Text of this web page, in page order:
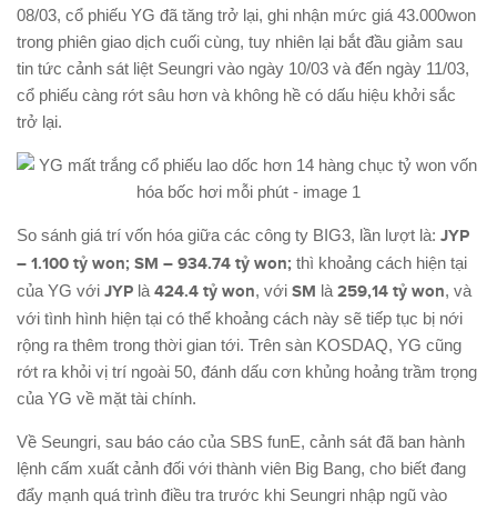
08/03, cổ phiếu YG đã tăng trở lại, ghi nhận mức giá 43.000won
trong phiên giao dịch cuối cùng, tuy nhiên lại bắt đầu giảm sau
tin tức cảnh sát liệt Seungri vào ngày 10/03 và đến ngày 11/03,
cổ phiếu càng rớt sâu hơn và không hề có dấu hiệu khởi sắc
trở lại.
So sánh giá trí vốn hóa giữa các công ty BIG3, lần lượt là: JYP
– 1.100 tỷ won; SM – 934.74 tỷ won; thì khoảng cách hiện tại
của YG với JYP là 424.4 tỷ won, với SM là 259,14 tỷ won, và
với tình hình hiện tại có thể khoảng cách này sẽ tiếp tục bị nới
rộng ra thêm trong thời gian tới. Trên sàn KOSDAQ, YG cũng
rớt ra khỏi vị trí ngoài 50, đánh dấu cơn khủng hoảng trầm trọng
của YG về mặt tài chính.
Về Seungri, sau báo cáo của SBS funE, cảnh sát đã ban hành
lệnh cấm xuất cảnh đối với thành viên Big Bang, cho biết đang
đẩy mạnh quá trình điều tra trước khi Seungri nhập ngũ vào